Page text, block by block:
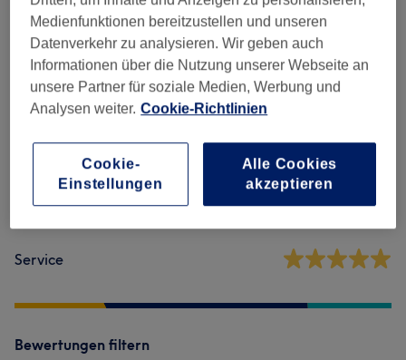
Salonbewertungen
4,8
Service
Bewertungen filtern
Medienfunktionen bereitzustellen und unseren
Datenverkehr zu analysieren. Wir geben auch
Informationen über die Nutzung unserer Webseite an
unsere Partner für soziale Medien, Werbung und
Analysen weiter. Cookie-Richtlinien
Cookie-
Einstellungen
Alle Cookies
akzeptieren